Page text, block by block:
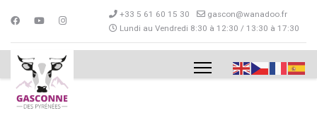
+33 5 61 60 15 30
gascon@wanadoo.fr
Lundi au Vendredi 8:30 à 12:30 / 13:30 à 17:30